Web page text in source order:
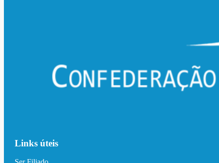
Links úteis